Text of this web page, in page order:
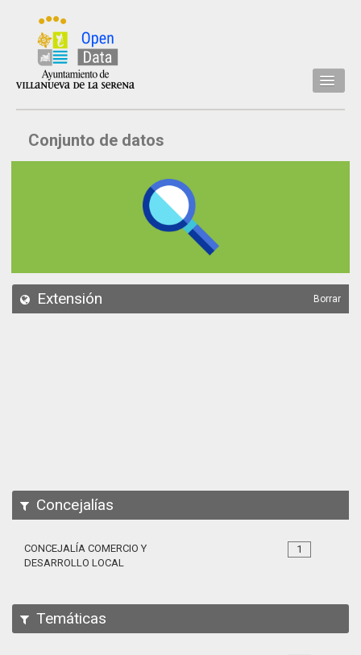
Inicio
Datos
API
Conjunto de datos
Extensión Borrar
Concejalías
1
CONCEJALÍA COMERCIO Y
DESARROLLO LOCAL
Temáticas